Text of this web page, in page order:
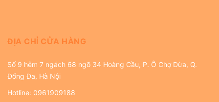
ĐỊA CHỈ CỬA HÀNG
Số 9 hẻm 7 ngách 68 ngõ 34 Hoàng Cầu, P. Ô Chợ Dừa, Q.
Đống Đa, Hà Nội
Hotline: 0961909188